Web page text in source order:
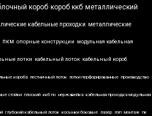
короб короб ккб металлический
кабельные проходки металлические
пкм опорные конструкции модульная кабельная
лотки кабельный лоток кабельный короб
короба лестничный лоток лотки перфорированные производство
стойки плоский ккб по нержавейка кабельная проходка модульная
глубокий кабельный лоток косынки боковые лазер лэп монтаж пк